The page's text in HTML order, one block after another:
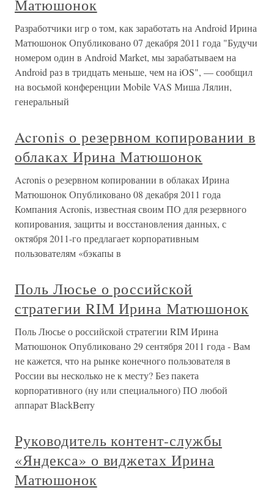
Матюшонок
Разработчики игр о том, как заработать на Android Ирина
Матюшонок Опубликовано 07 декабря 2011 года "Будучи
номером один в Android Market, мы зарабатываем на
Android раз в тридцать меньше, чем на iOS", — сообщил
на восьмой конференции Mobile VAS Миша Лялин,
генеральный
Acronis о резервном копировании в
облаках Ирина Матюшонок
Acronis о резервном копировании в облаках Ирина
Матюшонок Опубликовано 08 декабря 2011 года
Компания Acronis, известная своим ПО для резервного
копирования, защиты и восстановления данных, с
октября 2011-го предлагает корпоративным
пользователям «бэкапы в
Поль Люсье о российской
стратегии RIM Ирина Матюшонок
Поль Люсье о российской стратегии RIM Ирина
Матюшонок Опубликовано 29 сентября 2011 года - Вам
не кажется, что на рынке конечного пользователя в
России вы несколько не к месту? Без пакета
корпоративного (ну или специального) ПО любой
аппарат BlackBerry
Руководитель контент-службы
«Яндекса» о виджетах Ирина
Матюшонок